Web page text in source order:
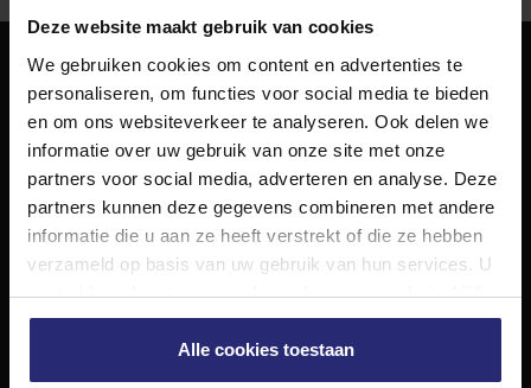
Deze website maakt gebruik van cookies
We gebruiken cookies om content en advertenties te
personaliseren, om functies voor social media te bieden
en om ons websiteverkeer te analyseren. Ook delen we
informatie over uw gebruik van onze site met onze
partners voor social media, adverteren en analyse. Deze
partners kunnen deze gegevens combineren met andere
informatie die u aan ze heeft verstrekt of die ze hebben
verzameld op basis van uw gebruik van hun services. U
gaat akkoord met onze cookies als u onze website blijft
gebruiken.
Alle cookies toestaan
NET Makelaars
NET Makelaars is een modern makelaarskantoor met
decennialange ervaring in het vak en diepgaande kennis
van de huizenmarkt in Haarlem en omstreken.
Volg ons op